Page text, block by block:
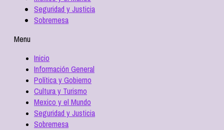
Seguridad y Justicia
Sobremesa
Menu
Inicio
Información General
Política y Gobierno
Cultura y Turismo
Mexico y el Mundo
Seguridad y Justicia
Sobremesa